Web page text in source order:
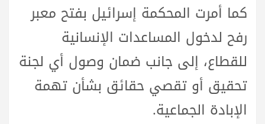
كما أمرت المحكمة إسرائيل بفتح معبر
رفح لدخول المساعدات الإنسانية
للقطاع، إلى جانب ضمان وصول أي لجنة
تحقيق أو تقصي حقائق بشأن تهمة
الإبادة الجماعية.